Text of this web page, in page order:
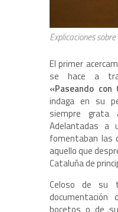
Explicaciones
El primer
se hace a
«Paseando con
indaga en su
siempre grata
Adelantadas a
fomentaban las
aquello que
Cataluña de
Celoso de su